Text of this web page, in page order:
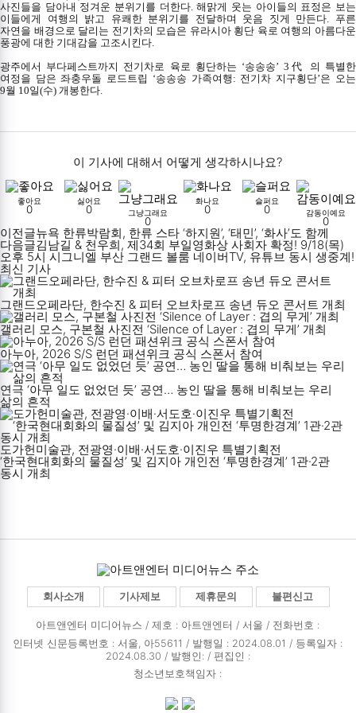
사진들을 담아내 정겨운 분위기를 더한다.해맑게 웃는 아이들의 표정은 보는
이들에게 여행의 밝고 유쾌한 분위기를 전달하며 웃음 짓게 만든다
푸른
자연을 배경으로 달리는 전기차의 모습은 유라시아 횡단 육로 여행의 아름다운
풍광에 대한 기대감을 고조시킨다
광주에서 부다페스트까지 전기차로 육로 횡단하는 ‘송송송’ 3 代 의 특별한
여정을 담은 좌충우돌 로드트립 ‘송송송 가족여행 : 전기차 지구횡단’은 오는
9월 10일(수) 개봉한다
이 기사에 대해서 어떻게 생각하시나요?
좋아요
0
싫어요
0 그냥그래요
0
화나요
0
슬퍼요
0 감동이예요
0
이전글뉴욕 한류박람회, 한류 스타 ‘하지원’, ‘태민’, ‘화사’도 함께
다음글김남길 & 천우희, 제34회 부일영화상 사회자 확정! 9/18(목)
오후 5시 시그니엘 부산 그랜드 볼룸 네이버TV, 유튜브 동시 생중계!
최신 기사
그랜드오페라단, 한수진 & 피터 오브차로프 송년 듀오 콘서트 개최
갤러리 모스, 구본철 사진전 ‘Silence of Layer : 겹의 무게’ 개최
아누아, 2026 S/S 런던 패션위크 공식 스폰서 참여
연극 ‘아무 일도 없었던 듯’ 공연… 농인 딸을 통해 비춰보는 우리
삶의 흔적
도가헌미술관, 전광영·이배·서도호·이진우 특별기획전
‘한국현대회화의 물질성’ 및 김지아 개인전 ‘투명한경계’ 1관·2관
동시 개최
회사소개 기사제보 제휴문의 불편신고
아트앤엔터 미디어뉴스 / 제호 : 아트앤엔터 / 서울 / 전화번호 :
인터넷 신문등록번호 : 서울, 아55611 / 발행일 : 2024.08.01 / 등록일자 :
2024.08.30 / 발행인: / 편집인 :
청소년보호책임자 :